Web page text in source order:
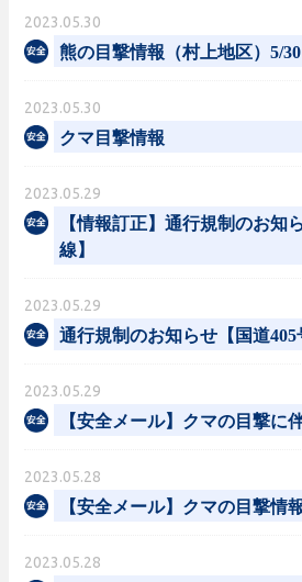
2023.05.30
熊の目撃情報（村上地区）5/30
2023.05.30
クマ目撃情報
2023.05.29
【情報訂正】通行規制のお知
線】
2023.05.29
通行規制のお知らせ【国道405
2023.05.29
【安全メール】クマの目撃に
2023.05.28
【安全メール】クマの目撃情
2023.05.28